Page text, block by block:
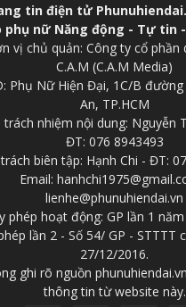
tin điện tử
phụ nữ Năng động - Tự tin
vị chủ quản: Công ty cổ phần
C.A.M (C.A.M Media)
Phụ Nữ Hiện Đại, 1C/B đường
An, TP.HCM
trách nhiệm nội dung: Nguyễn
ĐT: 076 8943493
biên tập: Hạnh Chi - ĐT:
Email:
lienhe@phunuhiendai.vn
phép hoạt động: GP lần 1
lần 2 - Số 54/ GP - STTTT
27/12/2016.
ghi rõ nguồn
thông tin từ website này.